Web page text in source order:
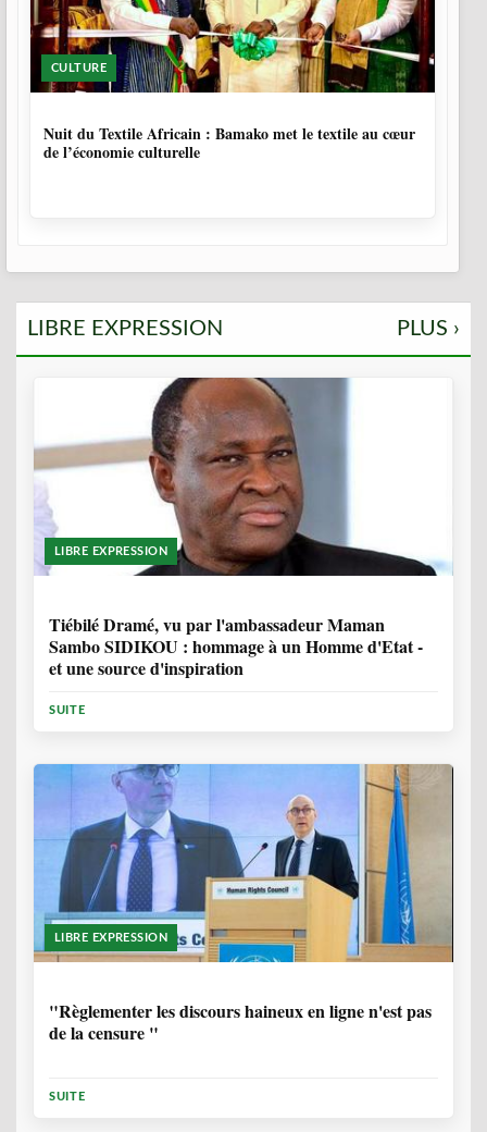
CULTURE
Nuit du Textile Africain : Bamako met le textile au cœur
de l’économie culturelle
LIBRE EXPRESSION PLUS ›
LIBRE EXPRESSION
Tiébilé Dramé, vu par l'ambassadeur Maman
Sambo SIDIKOU : hommage à un Homme d'Etat -
et une source d'inspiration
SUITE
LIBRE EXPRESSION
"Règlementer les discours haineux en ligne n'est pas
de la censure "
SUITE